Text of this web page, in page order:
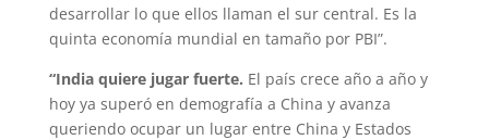
desarrollar lo que ellos llaman el sur central. Es la
quinta economía mundial en tamaño por PBI”.
“India quiere jugar fuerte. El país crece año a año y
hoy ya superó en demografía a China y avanza
queriendo ocupar un lugar entre China y Estados